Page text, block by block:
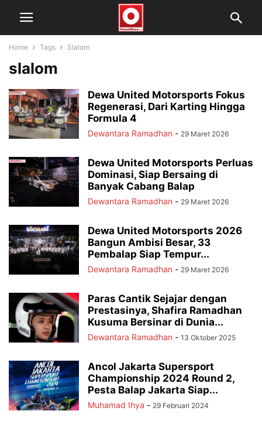
Home Tags Slalom
slalom
Dewa United Motorsports Fokus
Regenerasi, Dari Karting Hingga
Formula 4
Dewantara Ramadhan - 29 Maret 2026
Dewa United Motorsports Perluas
Dominasi, Siap Bersaing di
Banyak Cabang Balap
Dewantara Ramadhan - 29 Maret 2026
Dewa United Motorsports 2026
Bangun Ambisi Besar, 33
Pembalap Siap Tempur...
Dewantara Ramadhan - 29 Maret 2026
Paras Cantik Sejajar dengan
Prestasinya, Shafira Ramadhan
Kusuma Bersinar di Dunia...
Dewantara Ramadhan - 13 Oktober 2025
Ancol Jakarta Supersport
Championship 2024 Round 2,
Pesta Balap Jakarta Siap...
Muhamad Ihya - 29 Februari 2024